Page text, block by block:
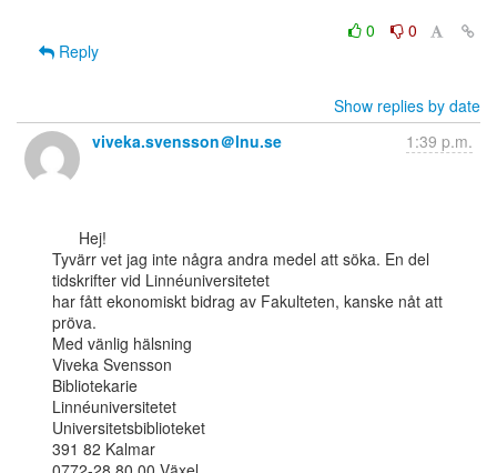
0
0
Reply
Show replies by date
viveka.svensson＠lnu.se
1:39 p.m.
Tyvärr vet jag inte några andra medel att söka. En del
tidskrifter vid Linnéuniversitetet
har fått ekonomiskt bidrag av Fakulteten, kanske nåt att
pröva.
Med vänlig hälsning
Viveka Svensson
Bibliotekarie
Linnéuniversitetet
Universitetsbiblioteket
391 82 Kalmar